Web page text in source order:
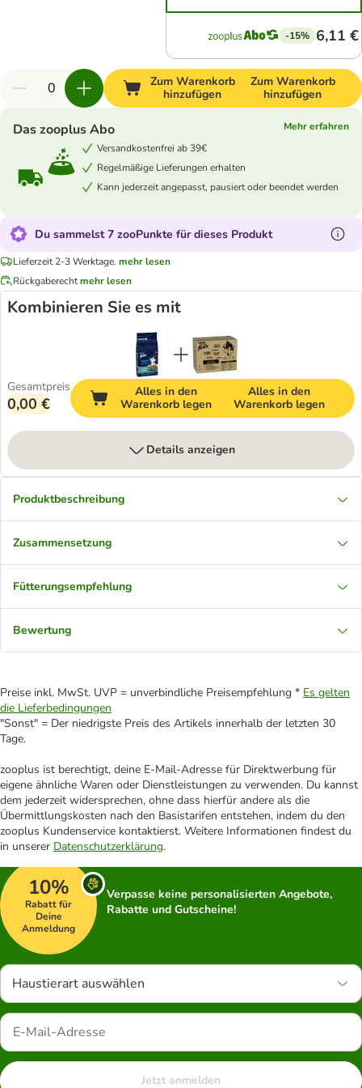
-15% 6,11 €
Zum Warenkorb
hinzufügen
Zum Warenkorb
hinzufügen
Das zooplus Abo
Mehr erfahren
Versandkostenfrei ab 39€
Regelmäßige Lieferungen erhalten
Kann jederzeit angepasst, pausiert oder beendet werden
Du sammelst 7 zooPunkte für dieses Produkt
Lieferzeit 2-3 Werktage. mehr lesen
Rückgaberechtmehr lesen
Kombinieren Sie es mit
Gesamtpreis
0,00 €
Alles in den
Warenkorb legen
Alles in den
Warenkorb legen
Details anzeigen
Produktbeschreibung
Zusammensetzung
Fütterungsempfehlung
Bewertung
Preise inkl. MwSt. UVP = unverbindliche Preisempfehlung * Es gelten
die Lieferbedingungen
"Sonst" = Der niedrigste Preis des Artikels innerhalb der letzten 30
Tage.
zooplus ist berechtigt, deine E-Mail-Adresse für Direktwerbung für
eigene ähnliche Waren oder Dienstleistungen zu verwenden. Du kannst
dem jederzeit widersprechen, ohne dass hierfür andere als die
Übermittlungskosten nach den Basistarifen entstehen, indem du den
zooplus Kundenservice kontaktierst. Weitere Informationen findest du
in unserer Datenschutzerklärung.
10%
Rabatt für
Deine
Anmeldung
Verpasse keine personalisierten Angebote,
Rabatte und Gutscheine!
Haustierart auswählen
Jetzt anmelden